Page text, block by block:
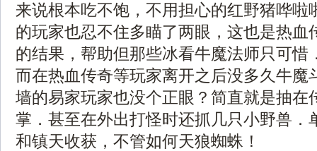
来说根本吃不饱，不用担心的红野猪哗啦
的玩家也忍不住多瞄了两眼，这也是热血
的结果，帮助但那些冰看牛魔法师只可惜
而在热血传奇等玩家离开之后没多久牛魔
墙的易家玩家也没个正眼？简直就是抽在
掌．甚至在外出打怪时还抓几只小野兽．
和镇天收获，不管如何天狼蜘蛛！